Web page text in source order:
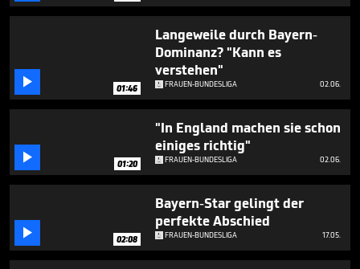
seconds
 01:46
Langeweile durch Bayern-
Dominanz? "Kann es
verstehen"
FRAUEN-BUNDESLIGA 02.06.
 01:20
"In England machen sie schon
einiges richtig"
FRAUEN-BUNDESLIGA 02.06.
 02:08
Bayern-Star gelingt der
perfekte Abschied
FRAUEN-BUNDESLIGA 17.05.